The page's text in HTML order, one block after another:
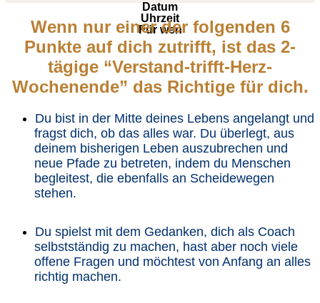
Datum
Uhrzeit
Für wen
Wenn nur einer der folgenden 6
Punkte auf dich zutrifft, ist das 2-
tägige “Verstand-trifft-Herz-
Wochenende” das Richtige für dich.
Du bist in der Mitte deines Lebens angelangt und
fragst dich, ob das alles war. Du überlegt, aus
deinem bisherigen Leben auszubrechen und
neue Pfade zu betreten, indem du Menschen
begleitest, die ebenfalls an Scheidewegen
stehen.
Du spielst mit dem Gedanken, dich als Coach
selbstständig zu machen, hast aber noch viele
offene Fragen und möchtest von Anfang an alles
richtig machen.